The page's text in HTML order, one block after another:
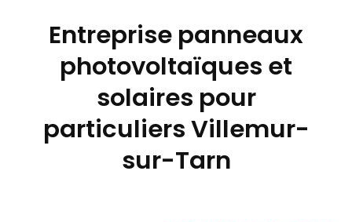
Entreprise panneaux
photovoltaïques et
solaires pour
particuliers Villemur-
sur-Tarn